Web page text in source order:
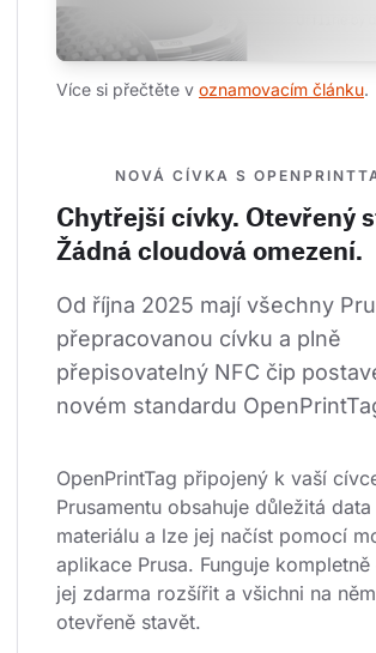
Více si přečtěte v oznamovacím článku.
NOVÁ CÍVKA S
Chytřejší cívky. Otevřený
Žádná cloudová omezení.
Od října 2025 mají všechny
přepracovanou cívku a plně
přepisovatelný NFC čip
novém standardu
OpenPrintTag připojený k vaší
Prusamentu obsahuje důležitá data
materiálu a lze jej načíst pomocí
aplikace Prusa. Funguje
jej zdarma rozšířit a všichni na
otevřeně stavět.